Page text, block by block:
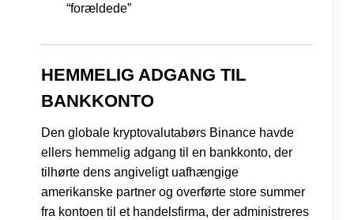
“forældede”
HEMMELIG ADGANG TIL
BANKKONTO
Den globale kryptovalutabørs Binance havde
ellers hemmelig adgang til en bankkonto, der
tilhørte dens angiveligt uafhængige
amerikanske partner og overførte store summer
fra kontoen til et handelsfirma, der administreres